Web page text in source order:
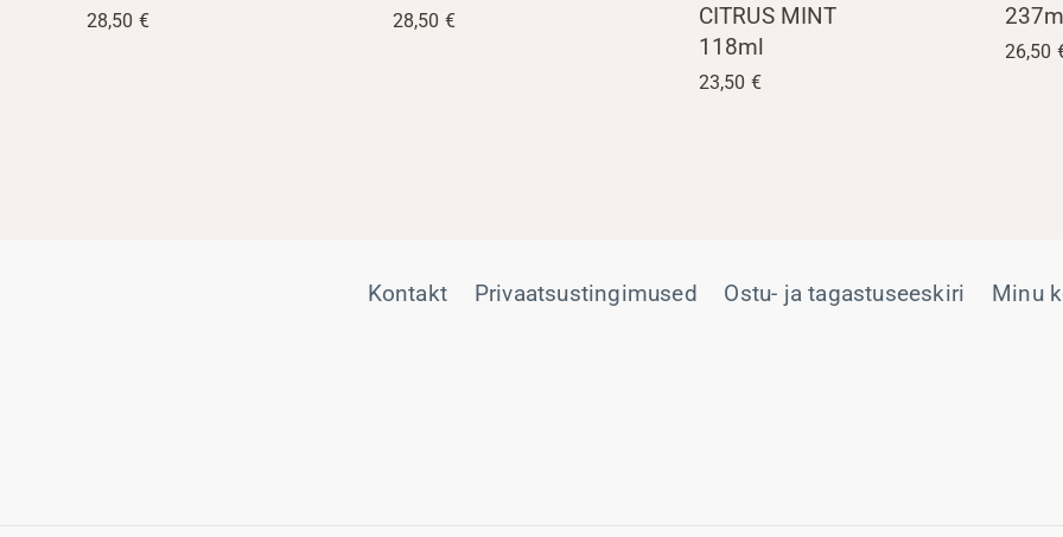
28,50 € 28,50 €
CITRUS MINT
118ml
23,50 €
26,50
Kontakt Privaatsustingimused Ostu- ja tagastuseeskiri Minu